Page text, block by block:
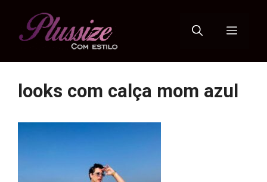
Menu
looks com calça mom azul